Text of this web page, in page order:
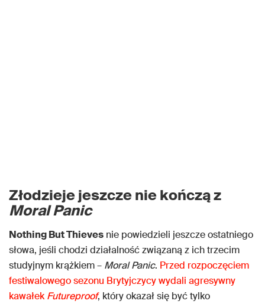
Złodzieje jeszcze nie kończą z
Moral Panic
Nothing But Thieves nie powiedzieli jeszcze ostatniego
słowa, jeśli chodzi działalność związaną z ich trzecim
studyjnym krążkiem – Moral Panic. Przed rozpoczęciem
festiwalowego sezonu Brytyjczycy wydali agresywny
kawałekFutureproof, który okazał się być tylko